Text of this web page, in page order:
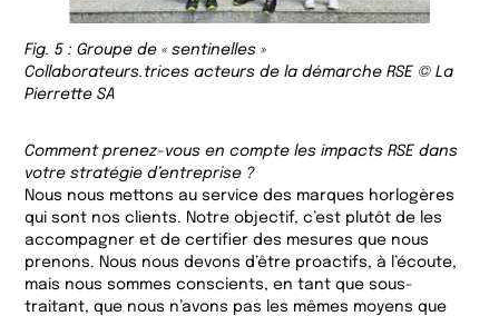
Fig. 5 : Groupe de « sentinelles »
Collaborateurs.trices acteurs de la démarche RSE © La
Pierrette SA
Comment prenez-vous en compte les impacts RSE dans
votre stratégie d’entreprise ?
Nous nous mettons au service des marques horlogères
qui sont nos clients. Notre objectif, c’est plutôt de les
accompagner et de certifier des mesures que nous
prenons. Nous nous devons d’être proactifs, à l’écoute,
mais nous sommes conscients, en tant que sous-
traitant, que nous n’avons pas les mêmes moyens que